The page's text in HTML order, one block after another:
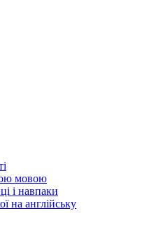
мовою
і навпаки
на англійську